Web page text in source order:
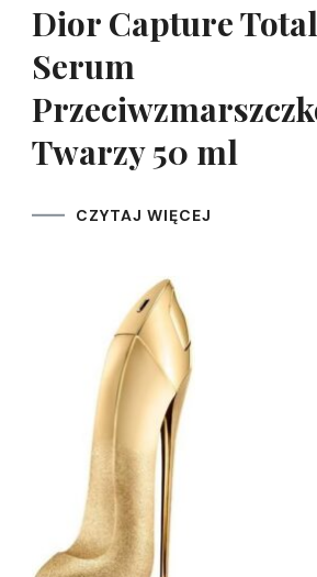
Dior Capture
Serum
Twarzy 50 ml
CZYTAJ WIĘCEJ